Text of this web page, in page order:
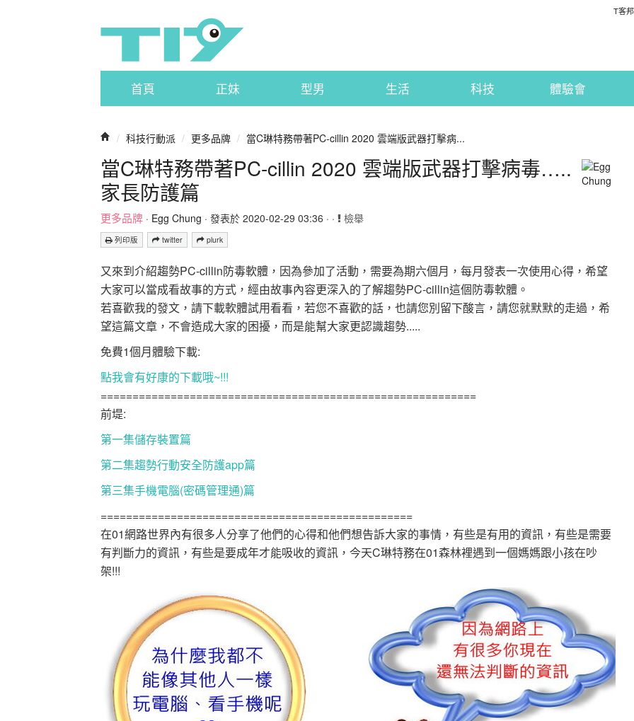
T客邦
首頁 正妹 型男 生活 科技 體驗會
/ 科技行動派 / 更多品牌 / 當C琳特務帶著PC-cillin 2020 雲端版武器打擊病...
當C琳特務帶著PC-cillin 2020 雲端版武器打擊病毒…..
家長防護篇
更多品牌 · Egg Chung · 發表於 2020-02-29 03:36 · · 檢舉
列印版 twitter plurk
又來到介紹趨勢PC-cillin防毒軟體，因為參加了活動，需要為期六個月，每月發表一次使用心得，希望
大家可以當成看故事的方式，經由故事內容更深入的了解趨勢PC-cillin這個防毒軟體。
若喜歡我的發文，請下載軟體試用看看，若您不喜歡的話，也請您別留下酸言，請您就默默的走過，希
望這篇文章，不會造成大家的困擾，而是能幫大家更認識趨勢.....
免費1個月體驗下載:
點我會有好康的下載哦~!!!
===========================================================
前堤:
第一集儲存裝置篇
第二集趨勢行動安全防護app篇
第三集手機電腦(密碼管理通)篇
=================================================
在01網路世界內有很多人分享了他們的心得和他們想告訴大家的事情，有些是有用的資訊，有些是需要
有判斷力的資訊，有些是要成年才能吸收的資訊，今天C琳特務在01森林裡遇到一個媽媽跟小孩在吵
架!!!